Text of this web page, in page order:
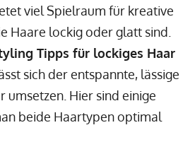
viel Spielraum für kreative
Haare lockig oder glatt sind.
Tipps für lockiges Haar
sich der entspannte, lässige
umsetzen. Hier sind einige
beide Haartypen optimal